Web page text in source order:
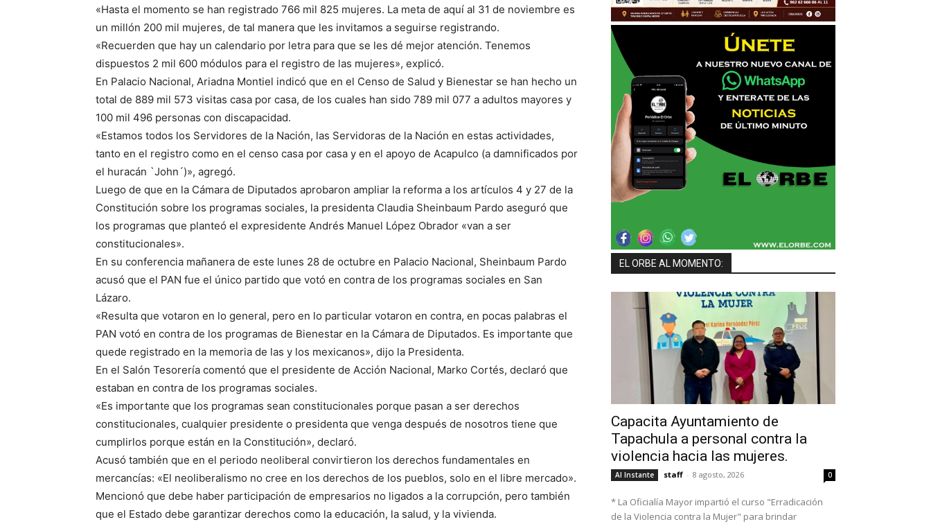
«Hasta el momento se han registrado 766 mil 825 mujeres. La meta de aquí al 31 de noviembre es
un millón 200 mil mujeres, de tal manera que les invitamos a seguirse registrando.
«Recuerden que hay un calendario por letra para que se les dé mejor atención. Tenemos
dispuestos 2 mil 600 módulos para el registro de las mujeres», explicó.
En Palacio Nacional, Ariadna Montiel indicó que en el Censo de Salud y Bienestar se han hecho un
total de 889 mil 573 visitas casa por casa, de los cuales han sido 789 mil 077 a adultos mayores y
100 mil 496 personas con discapacidad.
«Estamos todos los Servidores de la Nación, las Servidoras de la Nación en estas actividades,
tanto en el registro como en el censo casa por casa y en el apoyo de Acapulco (a damnificados por
el huracán `John´)», agregó.
Luego de que en la Cámara de Diputados aprobaron ampliar la reforma a los artículos 4 y 27 de la
Constitución sobre los programas sociales, la presidenta Claudia Sheinbaum Pardo aseguró que
los programas que planteó el expresidente Andrés Manuel López Obrador «van a ser
constitucionales».
En su conferencia mañanera de este lunes 28 de octubre en Palacio Nacional, Sheinbaum Pardo
acusó que el PAN fue el único partido que votó en contra de los programas sociales en San
Lázaro.
«Resulta que votaron en lo general, pero en lo particular votaron en contra, en pocas palabras el
PAN votó en contra de los programas de Bienestar en la Cámara de Diputados. Es importante que
quede registrado en la memoria de las y los mexicanos», dijo la Presidenta.
En el Salón Tesorería comentó que el presidente de Acción Nacional, Marko Cortés, declaró que
estaban en contra de los programas sociales.
«Es importante que los programas sean constitucionales porque pasan a ser derechos
constitucionales, cualquier presidente o presidenta que venga después de nosotros tiene que
cumplirlos porque están en la Constitución», declaró.
Acusó también que en el periodo neoliberal convirtieron los derechos fundamentales en
mercancías: «El neoliberalismo no cree en los derechos de los pueblos, solo en el libre mercado».
Mencionó que debe haber participación de empresarios no ligados a la corrupción, pero también
que el Estado debe garantizar derechos como la educación, la salud, y la vivienda.
EL ORBE AL MOMENTO:
Capacita Ayuntamiento de
Tapachula a personal contra la
violencia hacia las mujeres.
Al Instante staff - 8 agosto, 2026 0
* La Oficialía Mayor impartió el curso "Erradicación
de la Violencia contra la Mujer" para brindar